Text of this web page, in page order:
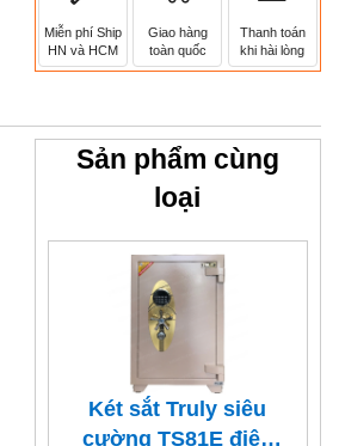
Miễn phí Ship
HN và HCM
Giao hàng
toàn quốc
Thanh toán
khi hài lòng
Sản phẩm cùng
loại
Két sắt Truly siêu
cường TS81E điện